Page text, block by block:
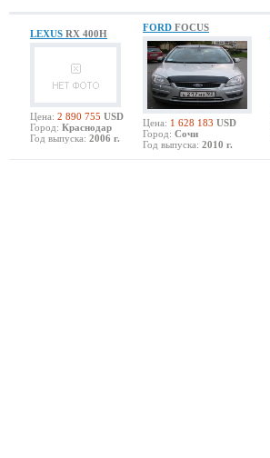
LEXUS RX 400H
Цена: 2 890 755 USD
Город: Краснодар
Год выпуска: 2006 г.
FORD FOCUS
Цена: 1 628 183 USD
Город: Сочи
Год выпуска: 2010 г.